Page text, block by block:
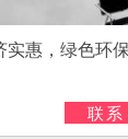
实惠，绿色环保
联系